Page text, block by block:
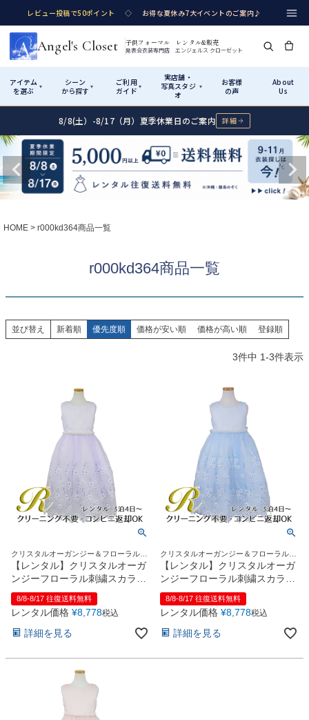
レビュー投稿で50ポイント ◇ お得な夏休み7大イベントのご案内♪
Angel's Closet 子供フォーマル レンタル&販売
発表会衣装専門店 エンジェルス クローゼット
アイテム
を選ぶ
▾
シーン
から探す ▾
ご利用
ガイド ▾
実店舗・
写真スタジ
オ
▾
お客様
の声
About
Us
Shop by Category アイテムから探す
カテゴリ詳細→ サイズで選ぶ →
七五三着物 シューズ
アウター レディース
販売
コスチューム アウター
ジュエリー 音楽雑貨
Shop by Occasion シーンから探す
性別・サイズで絞り込む→
Recital & Concours Wedding
Graduation & Entrance
卒業式・入学式
Shichi-Go-San
七五三
How It Works ご利用ガイド
Startはじめに
01
レンタル・販売の入口
03 Angel's Closetについて
予約・配送・返却・料金
レンタルの流れ
4ステップで簡単
あんしんパック
汚れ・キズ・破損の補償
Buy & Supportご購入・サポート
07 販売・共通のご案内
品質・返品・お手入れ
08 送料・お支払い
送料・決済方法
09 お問い合わせ
電話・メール・LINE
Visit Us 実店舗・写真スタジオ
Tsukuba Boutique
茨城県土浦市大町14-16-1F
10:00–18:00（完全予約制）
月曜日
店舗を予約する →
8/8(土）-8/17（月）夏季休業日のご案内 詳細
HOME r000kd364商品一覧
r000kd364商品一覧
並び替え 新着順 優先度順 価格が安い順 価格が高い順 登録順
3件中 1-3件表示
クリスタルオーガンジー＆フローラルス
カラップが素敵♪
【レンタル】クリスタルオーガ
ンジーフローラル刺繍スカラッ
プ子供ドレス(KD364)ライラッ
ク
8/8-8/17 往復送料無料
レンタル価格 ¥8,778税込
詳細を見る
クリスタルオーガンジー＆フローラルス
カラップが素敵♪
【レンタル】クリスタルオーガ
ンジーフローラル刺繍スカラッ
プ子供ドレス(KD364)ブルー
8/8-8/17 往復送料無料
レンタル価格 ¥8,778税込
詳細を見る